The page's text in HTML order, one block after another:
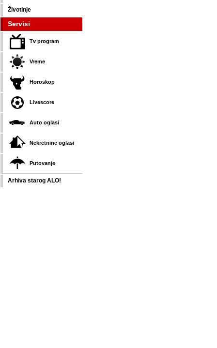
Životinje
Servisi
Tv program
Vreme
Horoskop
Livescore
Auto oglasi
Nekretnine oglasi
Putovanje
Arhiva starog ALO!